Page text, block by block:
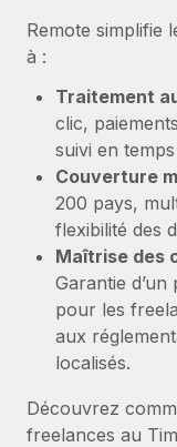
Remote simplifie
à :
Traitement
clic,
suivi en
Couverture
200 pays,
flexibilité des
Maîtrise des
Garantie
pour les
aux
localisés.
Découvrez
freelances au